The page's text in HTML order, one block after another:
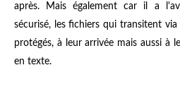
après. Mais également car il a
sécurisé, les fichiers qui transitent
protégés, à leur arrivée mais aussi à
en texte.